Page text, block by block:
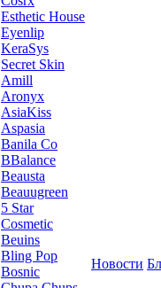
Esthetic House
Eyenlip
KeraSys
Secret Skin
Amill
Aronyx
AsiaKiss
Aspasia
Banila Co
BBalance
Beausta
Beauugreen
5 Star
Cosmetic
Beuins
Bling Pop
Bosnic
Новости